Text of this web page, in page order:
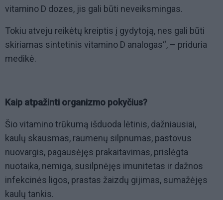
vitamino D dozes, jis gali būti neveiksmingas.
Tokiu atveju reikėtų kreiptis į gydytoją, nes gali būti
skiriamas sintetinis vitamino D analogas“, – priduria
medikė.
Kaip atpažinti organizmo pokyčius?
Šio vitamino trūkumą išduoda lėtinis, dažniausiai,
kaulų skausmas, raumenų silpnumas, pastovus
nuovargis, pagausėjęs prakaitavimas, prislėgta
nuotaika, nemiga, susilpnėjęs imunitetas ir dažnos
infekcinės ligos, prastas žaizdų gijimas, sumažėjęs
kaulų tankis.